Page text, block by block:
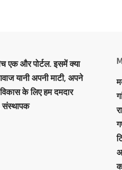
एक और पोर्टल. इसमें क्या
यानी अपनी माटी, अपने
के लिए हम दमदार
संस्‍थापक